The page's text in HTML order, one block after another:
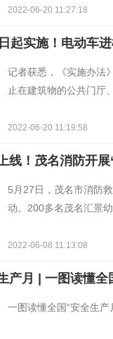
2022-06-20 11:27:18
起实施！电动车
记者获悉，《实施办法
止在建筑物的公共门厅
2022-06-20 11:19:58
线！茂名消防开
5月27日，茂名市消防
动。200多名茂名汇景
2022-06-08 11:13:08
产月 | 一图读懂全
一图读懂全国“安全生产